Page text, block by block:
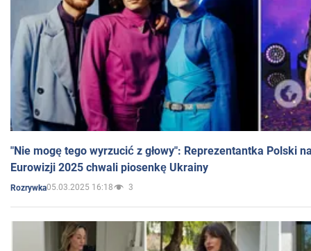
"Nie mogę tego wyrzucić z głowy": Reprezentantka Polski
Eurowizji 2025 chwali piosenkę Ukrainy
Rozrywka05.03.2025 16:18 3